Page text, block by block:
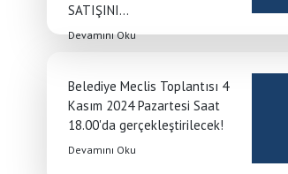
SATIŞINI...
Devamını Oku
Belediye Meclis Toplantısı 4
Kasım 2024 Pazartesi Saat
18.00'da gerçekleştirilecek!
Devamını Oku